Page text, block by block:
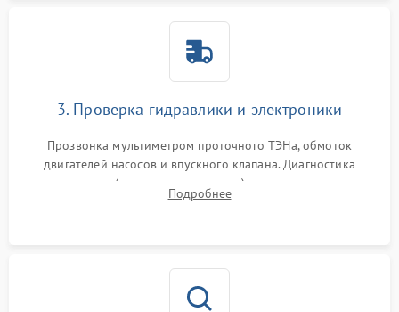
3. Проверка гидравлики и электроники
Прозвонка мультиметром проточного ТЭНа, обмоток
двигателей насосов и впускного клапана. Диагностика
прессостата (датчика уровня воды), датчика мутности,
концевика дверцы и электронного модуля управления.
Подробнее